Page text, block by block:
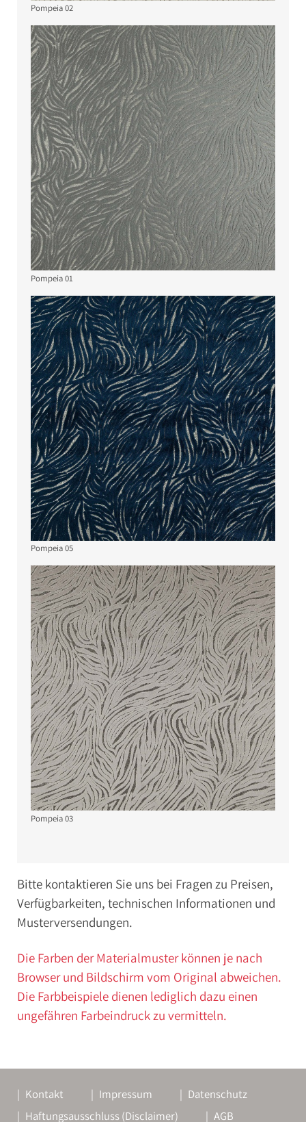
Pompeia 02
Pompeia 01
Pompeia 05
Pompeia 03
Bitte kontaktieren Sie uns bei Fragen zu Preisen,
Verfügbarkeiten, technischen Informationen und
Musterversendungen.
Die Farben der Materialmuster können je nach
Browser und Bildschirm vom Original abweichen.
Die Farbbeispiele dienen lediglich dazu einen
ungefähren Farbeindruck zu vermitteln.
Kontakt Impressum
Datenschutz
Haftungsausschluss (Disclaimer)
AGB